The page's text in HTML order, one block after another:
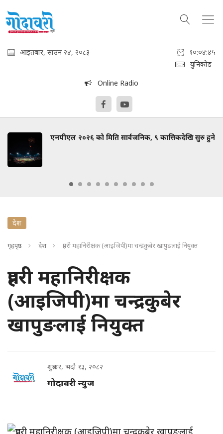
आइतबार, साउन २४, २०८३
१०:०४:४६
युनिकोड
Online Radio
एनपीएल २०२६ को मिति सार्वजनिक, ९ कात्तिकदेखि सुरु हुने
देश
गृहपृष्ठ देश प्रहरी महानिरीक्षक (आइजिपी)मा चन्द्रकुबेर खापुङलाई नियुक्त
प्रहरी महानिरीक्षक
(आइजिपी)मा चन्द्रकुबेर
खापुङलाई नियुक्त
शुक्रबार, भदौ १३, २०८२
गोदावरी न्युज